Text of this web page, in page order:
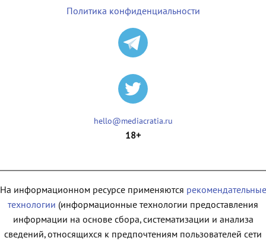
Политика конфиденциальности
hello@mediacratia.ru
18+
На информационном ресурсе применяются рекомендательные
технологии (информационные технологии предоставления
информации на основе сбора, систематизации и анализа
сведений, относящихся к предпочтениям пользователей сети